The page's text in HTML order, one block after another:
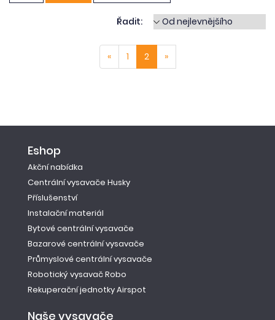
Řadit:
« 1 2 »
Eshop
Akční nabídka
Centrální vysavače Husky
Příslušenství
Instalační materiál
Bytové centrální vysavače
Bazarové centrální vysavače
Průmyslové centrální vysavače
Robotický vysavač Robo
Rekuperační jednotky Airspot
Naše vysavače